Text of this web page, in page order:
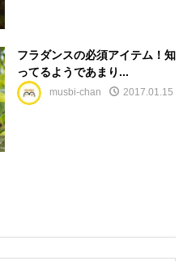
フラダンスの必須アイテム！知
ってるようであまり...
musbi-chan 2017.01.15